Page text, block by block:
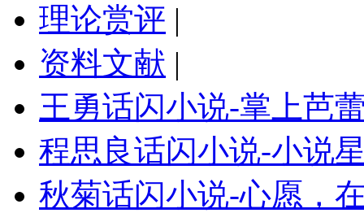
理论赏评 |
资料文献 |
王勇话闪小说-掌上芭
程思良话闪小说-小说
秋菊话闪小说-心愿，